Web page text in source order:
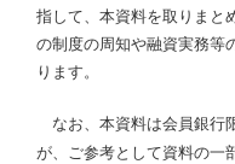
指して、本資料を取りまと
の制度の周知や融資実務等
ります。
なお、本資料は会員銀行
が、ご参考として資料の一